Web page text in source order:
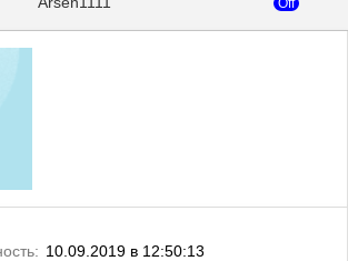
Off
10.09.2019 в 12:50:13